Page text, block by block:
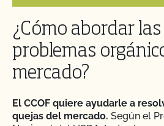
¿Cómo abordar
problemas
mercado?
El CCOF quiere ayudarle a
quejas del mercado. Según el